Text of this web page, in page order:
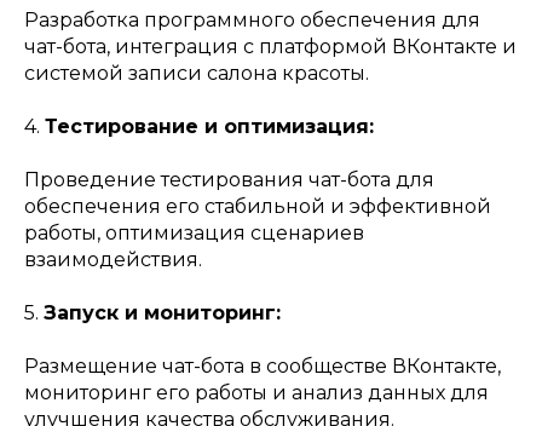
Разработка программного обеспечения для
чат-бота, интеграция с платформой ВКонтакте и
системой записи салона красоты.
4. Тестирование и оптимизация:
Проведение тестирования чат-бота для
обеспечения его стабильной и эффективной
работы, оптимизация сценариев
взаимодействия.
5. Запуск и мониторинг:
Размещение чат-бота в сообществе ВКонтакте,
мониторинг его работы и анализ данных для
улучшения качества обслуживания.